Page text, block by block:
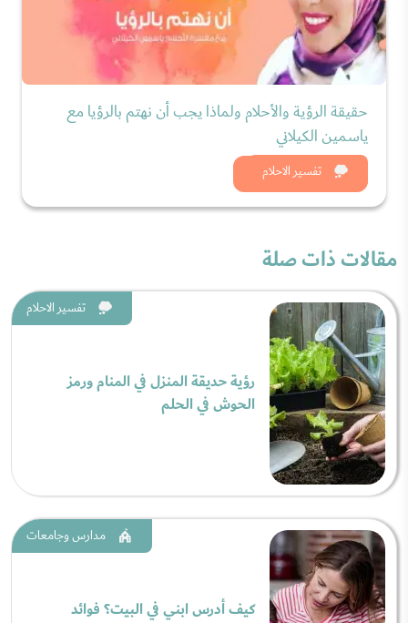
تفسير الاحلام
حقيقة الرؤية والأحلام ولماذا يجب أن نهتم بالرؤيا مع
ياسمين الكيلاني
شاهد الان
مقالات ذات صلة
تفسير الاحلام
رؤية حديقة المنزل في المنام ورمز
الحوش في الحلم
مدارس وجامعات
كيف أدرس ابني في البيت؟ فوائد